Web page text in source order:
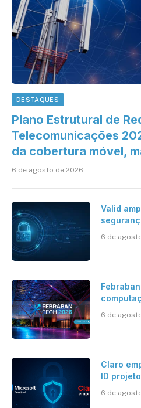
DESTAQUES
Plano Estrutural de
Telecomunicações
da cobertura móvel,
6 de agosto de 2026
Valid
6 de
6 de
Claro
ID
6 de